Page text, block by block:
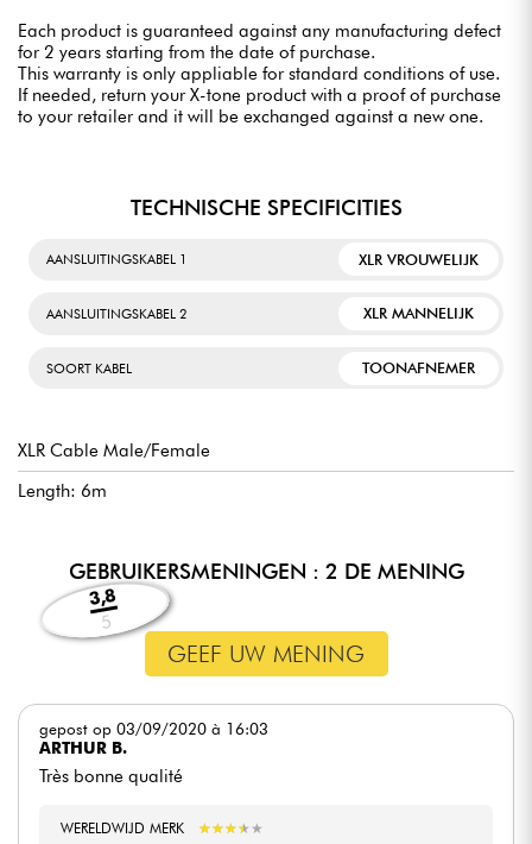
Each product is guaranteed against any manufacturing defect
for 2 years starting from the date of purchase.
This warranty is only appliable for standard conditions of use.
If needed, return your X-tone product with a proof of purchase
to your retailer and it will be exchanged against a new one.
TECHNISCHE SPECIFICITIES
AANSLUITINGSKABEL 1 XLR VROUWELIJK
AANSLUITINGSKABEL 2 XLR MANNELIJK
SOORT KABEL TOONAFNEMER
XLR Cable Male/Female
Length: 6m
GEBRUIKERSMENINGEN : 2 DE MENING
3,8
5
GEEF UW MENING
gepost op 03/09/2020 à 16:03
ARTHUR B.
Très bonne qualité
WERELDWIJD MERK ★★★★ ★
★★★★ ★